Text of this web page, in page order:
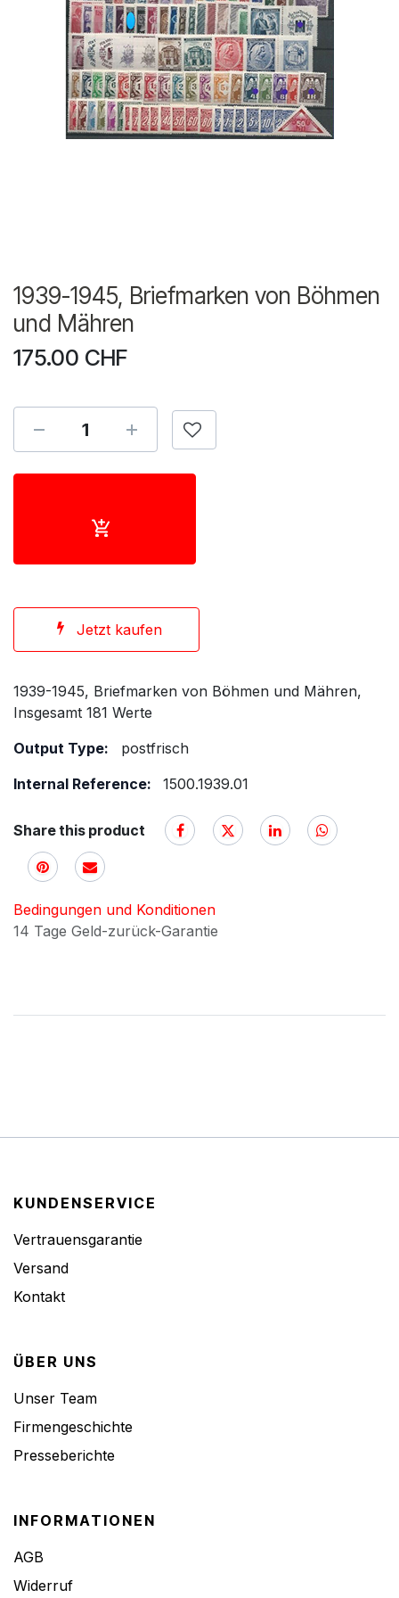
1939-1945, Briefmarken von Böhmen
und Mähren
175.00 CHF
Jetzt kaufen
1939-1945, Briefmarken von Böhmen und Mähren,
Insgesamt 181 Werte
Output Type:
postfrisch
Internal Reference:
1500.1939.01
Share this product
Bedingungen und Konditionen
14 Tage Geld-zurück-Garantie
KUNDENSERVICE
Vertrauensgarantie
Versand
Kontakt
ÜBER UNS
Unser Team
Firmengeschichte
Presseberichte
INFORMATIONEN
AGB
Widerruf